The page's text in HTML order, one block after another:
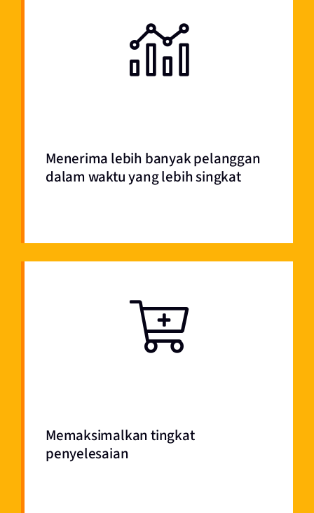
Menerima lebih banyak pelanggan
dalam waktu yang lebih singkat
Memaksimalkan tingkat
penyelesaian